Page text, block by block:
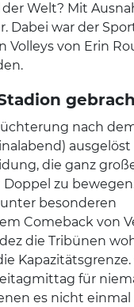
Welt? Mit
Dabei war der
Volleys von Erin
nach
die ganz
zu
besonderen
Comeback von
die Tribünen
Kapazitätsgrenze.
für
es nicht einmal